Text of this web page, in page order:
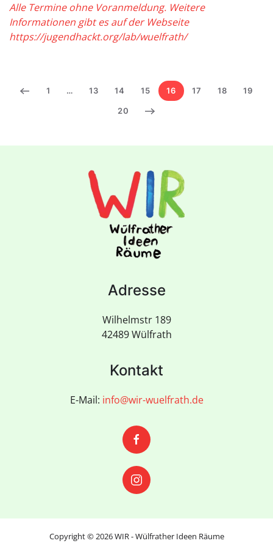
Alle Termine ohne Voranmeldung. Weitere
Informationen gibt es auf der Webseite
https://jugendhackt.org/lab/wuelfrath/
1 … 13 14 15 16 17 18 19
20
Adresse
Wilhelmstr 189
42489 Wülfrath
Kontakt
E-Mail: info@wir-wuelfrath.de
Copyright ©2026WIR - Wülfrather Ideen Räume